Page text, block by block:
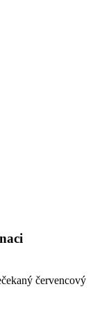
červencový